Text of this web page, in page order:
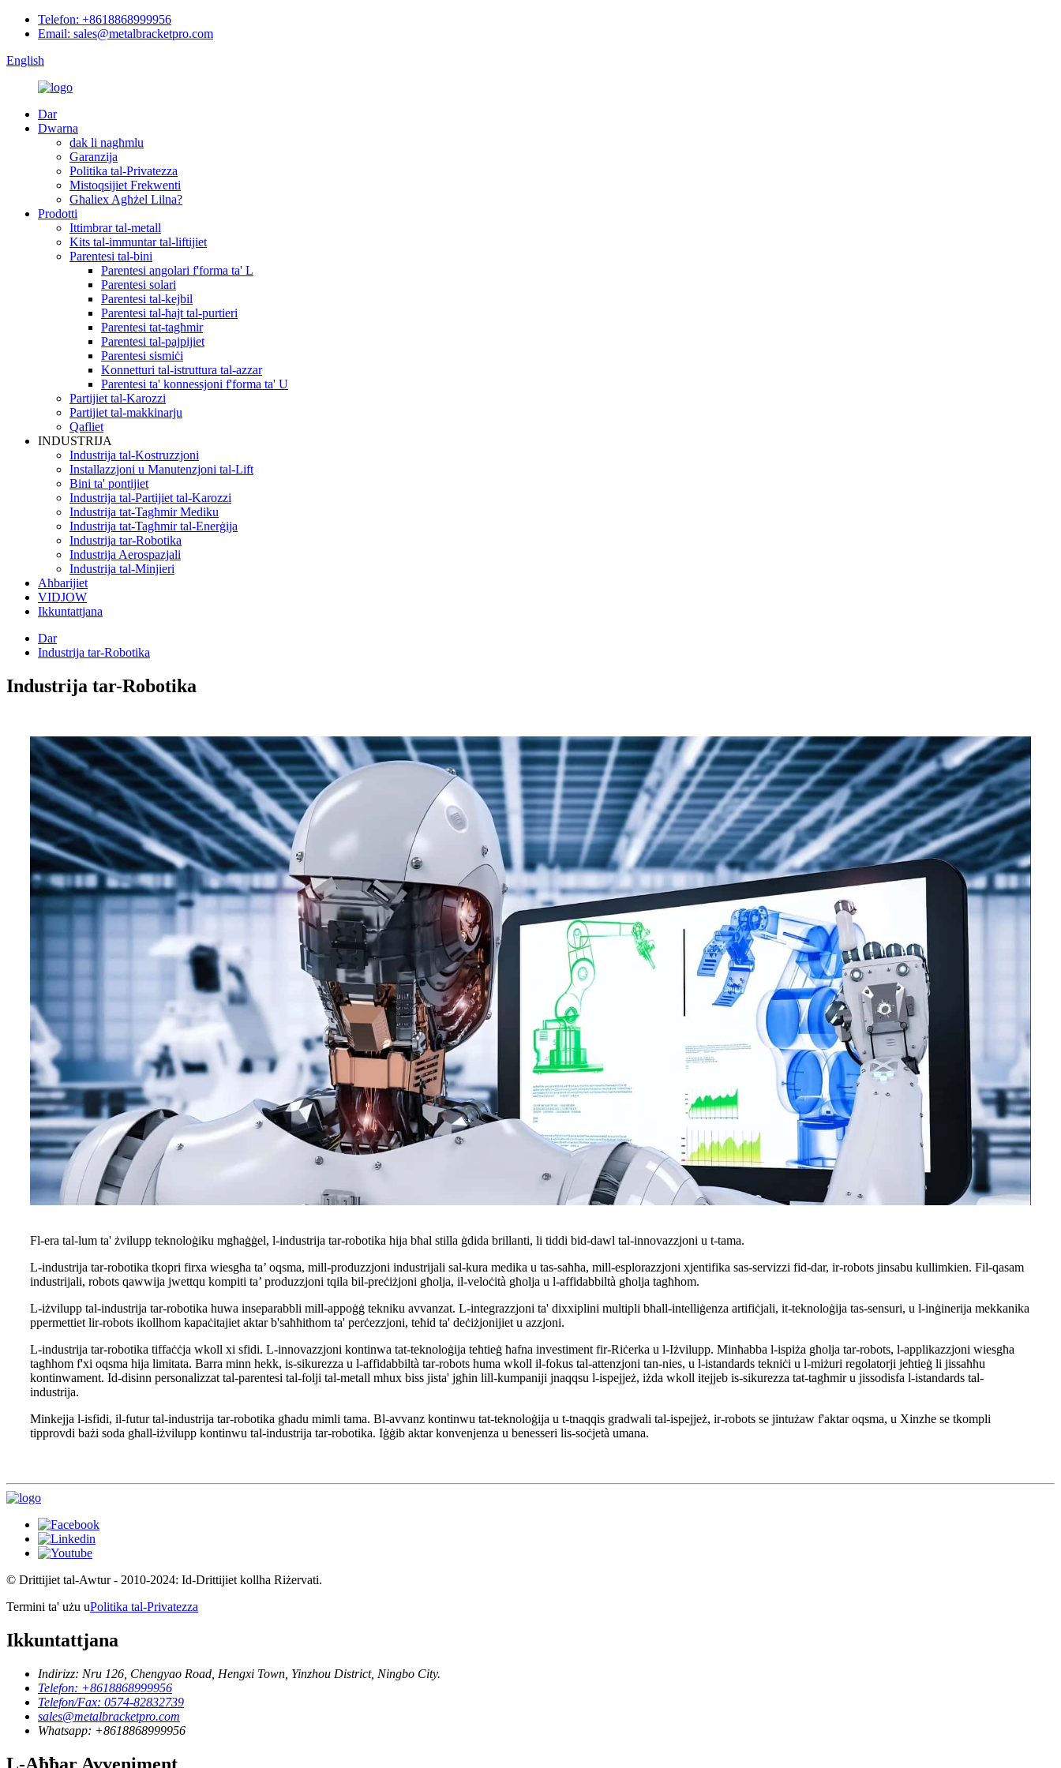
Telefon: +8618868999956
Email: sales@metalbracketpro.com
English
Dar
Dwarna
dak li nagħmlu
Garanzija
Politika tal-Privatezza
Mistoqsijiet Frekwenti
Għaliex Agħżel Lilna?
Prodotti
Ittimbrar tal-metall
Kits tal-immuntar tal-liftijiet
Parentesi tal-bini
Parentesi angolari f'forma ta' L
Parentesi solari
Parentesi tal-kejbil
Parentesi tal-ħajt tal-purtieri
Parentesi tat-tagħmir
Parentesi tal-pajpijiet
Parentesi sismiċi
Konnetturi tal-istruttura tal-azzar
Parentesi ta' konnessjoni f'forma ta' U
Partijiet tal-Karozzi
Partijiet tal-makkinarju
Qafliet
INDUSTRIJA
Industrija tal-Kostruzzjoni
Installazzjoni u Manutenzjoni tal-Lift
Bini ta' pontijiet
Industrija tal-Partijiet tal-Karozzi
Industrija tat-Tagħmir Mediku
Industrija tat-Tagħmir tal-Enerġija
Industrija tar-Robotika
Industrija Aerospazjali
Industrija tal-Minjieri
Aħbarijiet
VIDJOW
Ikkuntattjana
Dar
Industrija tar-Robotika
Industrija tar-Robotika
Fl-era tal-lum ta' żvilupp teknoloġiku mgħaġġel, l-industrija tar-robotika hija bħal stilla ġdida brillanti, li tiddi bid-dawl tal-innovazzjoni u t-tama.
L-industrija tar-robotika tkopri firxa wiesgħa ta’ oqsma, mill-produzzjoni industrijali sal-kura medika u tas-saħħa, mill-esplorazzjoni xjentifika sas-servizzi fid-dar, ir-robots jinsabu kullimkien. Fil-qasam
industrijali, robots qawwija jwettqu kompiti ta’ produzzjoni tqila bil-preċiżjoni għolja, il-veloċità għolja u l-affidabbiltà għolja tagħhom.
L-iżvilupp tal-industrija tar-robotika huwa inseparabbli mill-appoġġ tekniku avvanzat. L-integrazzjoni ta' dixxiplini multipli bħall-intelliġenza artifiċjali, it-teknoloġija tas-sensuri, u l-inġinerija mekkanika
ppermettiet lir-robots ikollhom kapaċitajiet aktar b'saħħithom ta' perċezzjoni, teħid ta' deċiżjonijiet u azzjoni.
L-industrija tar-robotika tiffaċċja wkoll xi sfidi. L-innovazzjoni kontinwa tat-teknoloġija teħtieġ ħafna investiment fir-Riċerka u l-Iżvilupp. Minħabba l-ispiża għolja tar-robots, l-applikazzjoni wiesgħa
tagħhom f'xi oqsma hija limitata. Barra minn hekk, is-sikurezza u l-affidabbiltà tar-robots huma wkoll il-fokus tal-attenzjoni tan-nies, u l-istandards tekniċi u l-miżuri regolatorji jeħtieġ li jissaħħu
kontinwament. Id-disinn personalizzat tal-parentesi tal-folji tal-metall mhux biss jista' jgħin lill-kumpaniji jnaqqsu l-ispejjeż, iżda wkoll itejjeb is-sikurezza tat-tagħmir u jissodisfa l-istandards tal-
industrija.
Minkejja l-isfidi, il-futur tal-industrija tar-robotika għadu mimli tama. Bl-avvanz kontinwu tat-teknoloġija u t-tnaqqis gradwali tal-ispejjeż, ir-robots se jintużaw f'aktar oqsma, u Xinzhe se tkompli
tipprovdi bażi soda għall-iżvilupp kontinwu tal-industrija tar-robotika. Iġġib aktar konvenjenza u benesseri lis-soċjetà umana.
© Drittijiet tal-Awtur - 2010-2024: Id-Drittijiet kollha Riżervati.
Termini ta' użu uPolitika tal-Privatezza
Ikkuntattjana
Indirizz: Nru 126, Chengyao Road, Hengxi Town, Yinzhou District, Ningbo City.
Telefon: +8618868999956
Telefon/Fax: 0574-82832739
sales@metalbracketpro.com
Whatsapp: +8618868999956